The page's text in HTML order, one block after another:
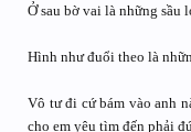
Ở sau bờ vai là những sầu
Hình như đuổi theo là
Vô tư đi cứ bám vào anh
cho em yêu tìm đến phải